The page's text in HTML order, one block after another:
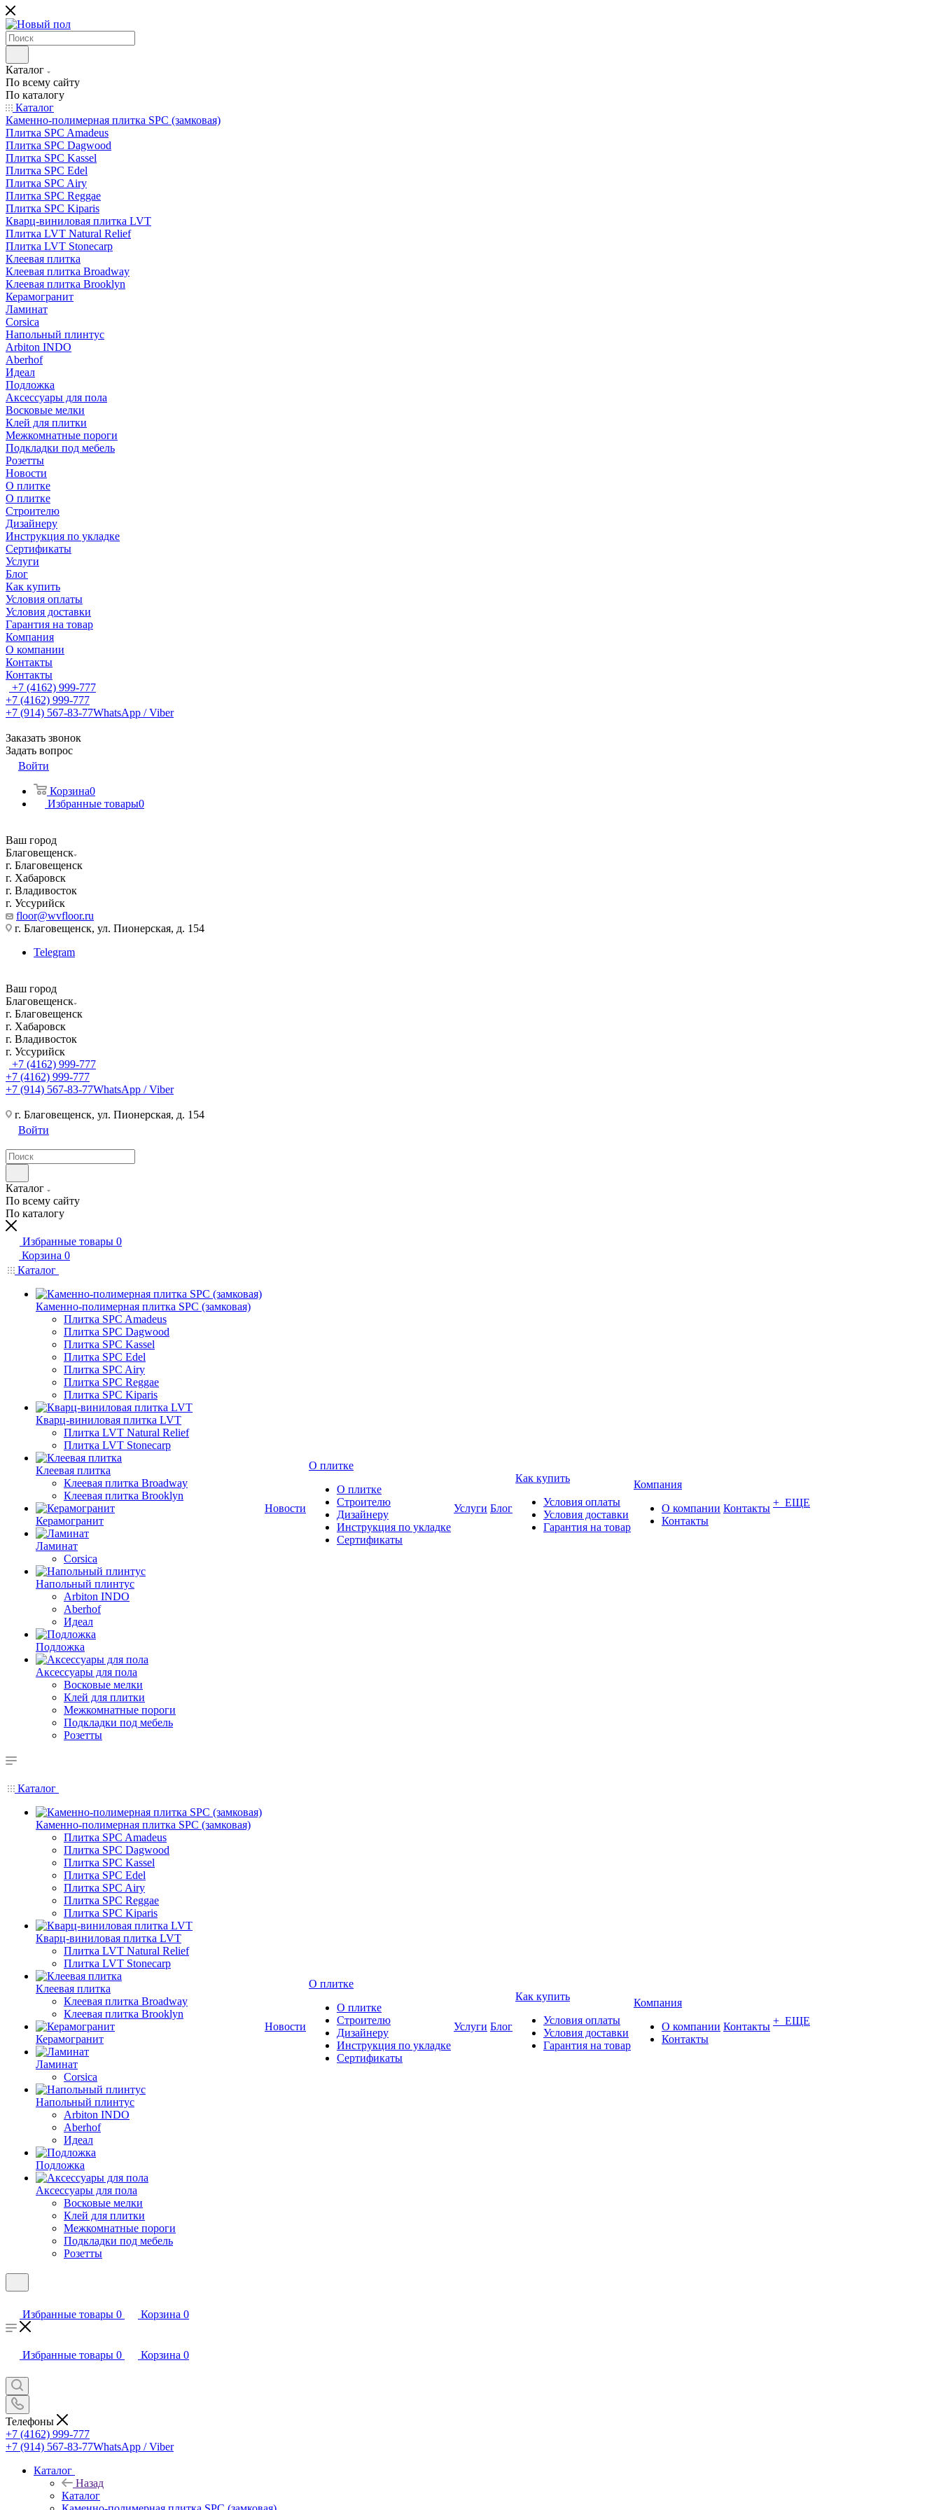
Каталог
По всему сайту
По каталогу
Каталог
Каменно-полимерная плитка SPC (замковая)
Плитка SPC Amadeus
Плитка SPC Dagwood
Плитка SPC Kassel
Плитка SPC Edel
Плитка SPC Airy
Плитка SPC Reggae
Плитка SPC Kiparis
Кварц-виниловая плитка LVT
Плитка LVT Natural Relief
Плитка LVT Stonecarp
Клеевая плитка
Клеевая плитка Broadway
Клеевая плитка Brooklyn
Керамогранит
Ламинат
Corsica
Напольный плинтус
Arbiton INDO
Aberhof
Идеал
Подложка
Аксессуары для пола
Восковые мелки
Клей для плитки
Межкомнатные пороги
Подкладки под мебель
Розетты
Новости
О плитке
О плитке
Строителю
Дизайнеру
Инструкция по укладке
Сертификаты
Услуги
Блог
Как купить
Условия оплаты
Условия доставки
Гарантия на товар
Компания
О компании
Контакты
Контакты
+7 (4162) 999-777
+7 (4162) 999-777
+7 (914) 567-83-77WhatsApp / Viber
Заказать звонок
Задать вопрос
Войти
Корзина0
Избранные товары0
Ваш город
Благовещенск
г. Благовещенск
г. Хабаровск
г. Владивосток
г. Уссурийск
floor@wvfloor.ru
г. Благовещенск, ул. Пионерская, д. 154
Telegram
Ваш город
Благовещенск
г. Благовещенск
г. Хабаровск
г. Владивосток
г. Уссурийск
+7 (4162) 999-777
+7 (4162) 999-777
+7 (914) 567-83-77WhatsApp / Viber
г. Благовещенск, ул. Пионерская, д. 154
Войти
Каталог
По всему сайту
По каталогу
Избранные товары 0
Корзина 0
Каталог
Каменно-полимерная плитка SPC (замковая)
Плитка SPC Amadeus
Плитка SPC Dagwood
Плитка SPC Kassel
Плитка SPC Edel
Плитка SPC Airy
Плитка SPC Reggae
Плитка SPC Kiparis
Кварц-виниловая плитка LVT
Плитка LVT Natural Relief
Плитка LVT Stonecarp
Клеевая плитка
Клеевая плитка Broadway
Клеевая плитка Brooklyn
Керамогранит
Ламинат
Corsica
Напольный плинтус
Arbiton INDO
Aberhof
Идеал
Подложка
Аксессуары для пола
Восковые мелки
Клей для плитки
Межкомнатные пороги
Подкладки под мебель
Розетты
Новости
О плитке
О плитке
Строителю
Дизайнеру
Инструкция по укладке
Сертификаты
Услуги Блог
Как купить
Условия оплаты
Условия доставки
Гарантия на товар
Компания
О компании
Контакты
Контакты + ЕЩЕ
Каталог
Каменно-полимерная плитка SPC (замковая)
Плитка SPC Amadeus
Плитка SPC Dagwood
Плитка SPC Kassel
Плитка SPC Edel
Плитка SPC Airy
Плитка SPC Reggae
Плитка SPC Kiparis
Кварц-виниловая плитка LVT
Плитка LVT Natural Relief
Плитка LVT Stonecarp
Клеевая плитка
Клеевая плитка Broadway
Клеевая плитка Brooklyn
Керамогранит
Ламинат
Corsica
Напольный плинтус
Arbiton INDO
Aberhof
Идеал
Подложка
Аксессуары для пола
Восковые мелки
Клей для плитки
Межкомнатные пороги
Подкладки под мебель
Розетты
Новости
О плитке
О плитке
Строителю
Дизайнеру
Инструкция по укладке
Сертификаты
Услуги Блог
Как купить
Условия оплаты
Условия доставки
Гарантия на товар
Компания
О компании
Контакты
Контакты + ЕЩЕ
Избранные товары 0 Корзина 0
Избранные товары 0 Корзина 0
Телефоны
+7 (4162) 999-777
+7 (914) 567-83-77WhatsApp / Viber
Каталог
Назад
Каталог